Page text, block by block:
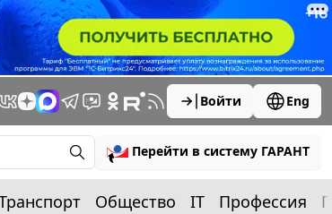
Войти Eng
Перейти в систему ГАРАНТ
Общество IT Профессия